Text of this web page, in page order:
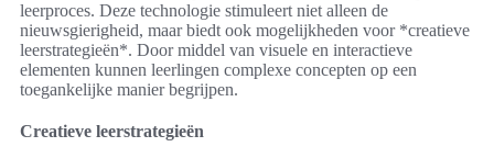
leerproces. Deze technologie stimuleert niet alleen de
nieuwsgierigheid, maar biedt ook mogelijkheden voor *creatieve
leerstrategieën*. Door middel van visuele en interactieve
elementen kunnen leerlingen complexe concepten op een
toegankelijke manier begrijpen.
Creatieve leerstrategieën